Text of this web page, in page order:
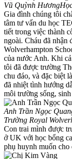
Vũ Quỳnh Hương
Gia đình chúng tôi
tâm tư vấn du học
tiết trong việc thành
ngoài. Cháu đã nhận
Wolverhampton
của nước Anh. Khi
tôi đã được trường
chu đáo, và đặc biệt
đã nhiệt tình hướng
môi trường sống,
Anh Trần Ngọc
Trường Royal
Con trai mình được
ở UK với học bổng
phụ huynh muốn